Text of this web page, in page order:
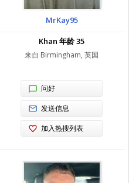
MrKay95
Khan 年龄 35
来自 Birmingham, 英国
问好
发送信息
加入热搜列表